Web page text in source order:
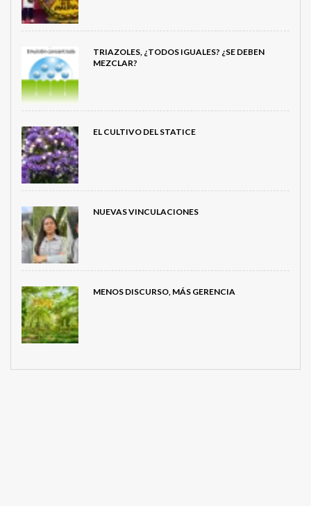
TRIAZOLES, ¿TODOS IGUALES? ¿SE DEBEN
MEZCLAR?
EL CULTIVO DEL STATICE
NUEVAS VINCULACIONES
MENOS DISCURSO, MÁS GERENCIA